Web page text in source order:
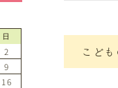
こど
日
2
9
16